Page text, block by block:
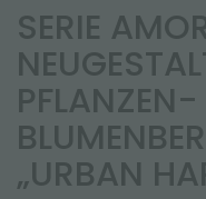
MEHR ERGEBNISSE FÜR
KATALOGE
NEWSLETTER
SERIE
„URBAN